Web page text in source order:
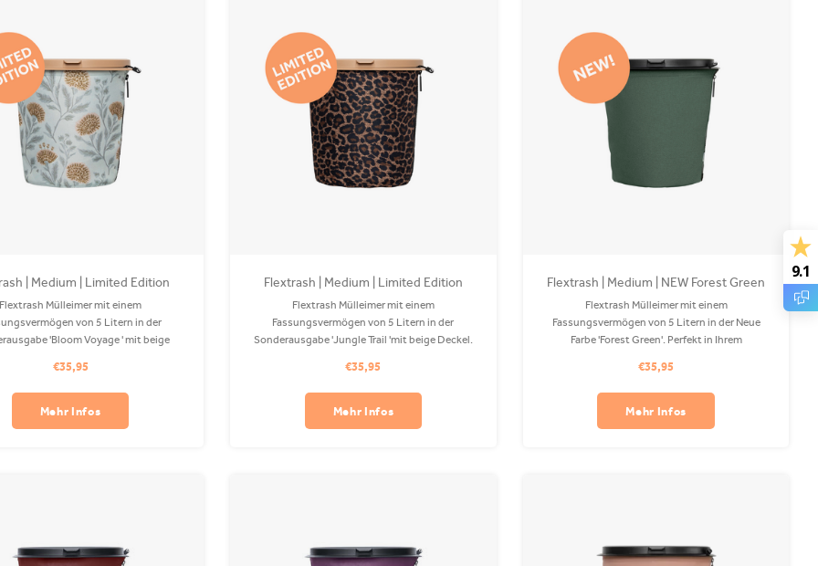
9.1
| Medium | Limited Edition
Bloom Voyage
Flextrash Mülleimer mit einem
von 5 Litern in der
'Bloom Voyage ' mit beige
ist in Ihrer Waschmaschine waschbar.
Clips sind separat erhältlich.
€35,95
Mehr Infos
Flextrash | Medium | Limited Edition
Jungle Trail
Flextrash Mülleimer mit einem
Fassungsvermögen von 5 Litern in der
Sonderausgabe 'Jungle Trail 'mit beige Deckel.
ist in Ihrer Waschmaschine waschbar. Clips sind
separat erhältlich.
€35,95
Mehr Infos
Flextrash | Medium | NEW Forest Green
Flextrash Mülleimer mit einem
Fassungsvermögen von 5 Litern in der Neue
Farbe 'Forest Green'. Perfekt in Ihrem
aus recyceltem PET und ist in Ihrer
Waschmaschine waschbar. Clips sind separat
erhältlich.
€35,95
Mehr Infos